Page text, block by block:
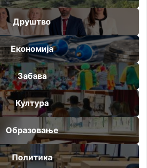
Друштво
Економија
Забава
Култура
Образовање
Политика